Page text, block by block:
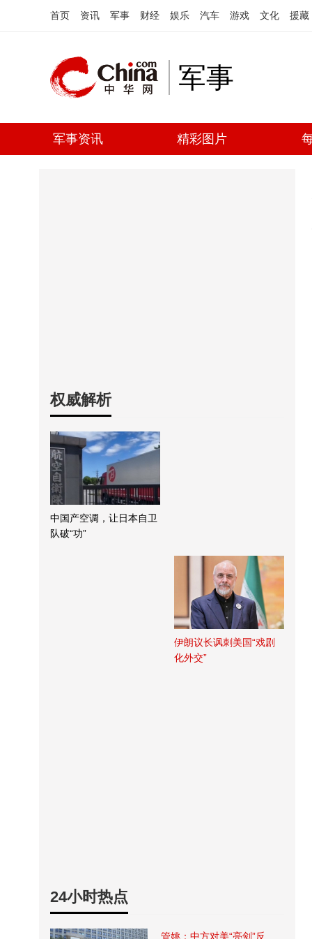
首页 资讯 军事 财经 娱乐 汽车 游戏 文化 援藏
军事
军事资讯 精彩图片
权威解析
中国产空调，让日本自卫
队破“功”
伊朗议长讽刺美国“戏剧
化外交”
24小时热点
管姚：中方对美“亮剑”反